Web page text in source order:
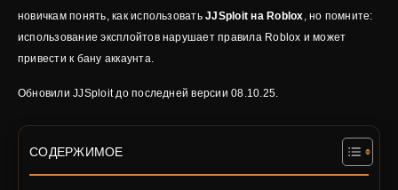
новичкам понять, как использоватьJJSploit на Roblox, но помните:
использование эксплойтов нарушает правила Roblox и может
привести к бану аккаунта.
Обновили JJSploit до последней версии 08.10.25.
СОДЕРЖИМОЕ